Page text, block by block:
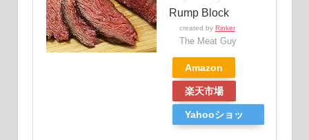
Rump Block
created by Rinker
The Meat Guy
Amazon
楽天市場
Yahooショッ